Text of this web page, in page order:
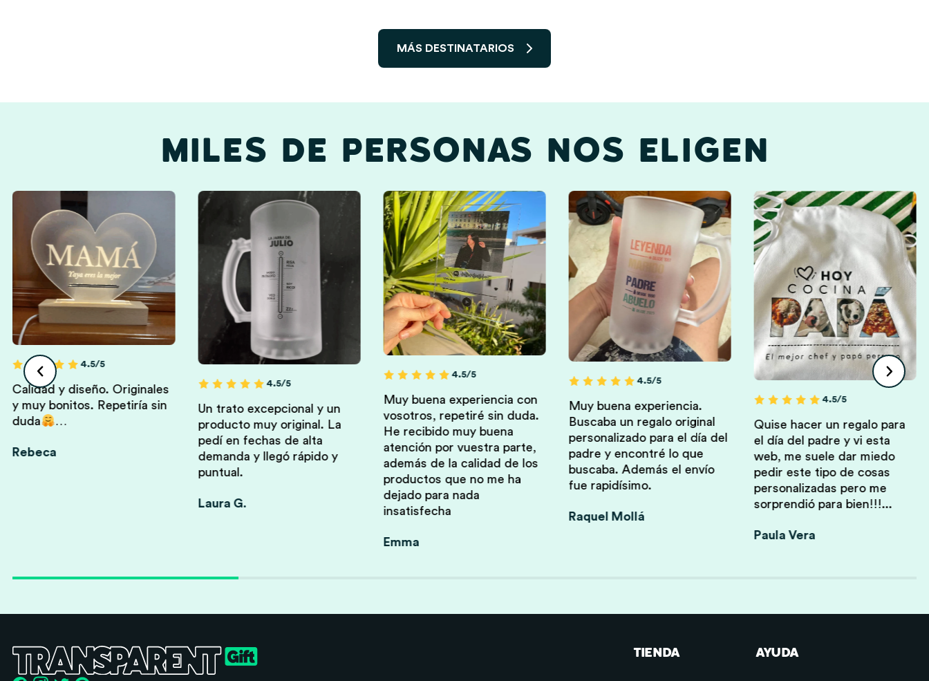
Hermanos Y Hermanas
Abuelos Y Abuelas Profesores
MÁS DESTINATARIOS
MILES DE PERSONAS NOS ELIGEN
4.5/5
Calidad y diseño. Originales
y muy bonitos. Repetiría sin
duda
…
Rebeca
4.5/5
Un trato excepcional y un
producto muy original. La
pedí en fechas de alta
demanda y llegó rápido y
puntual.
Laura G.
4.5/5
Muy buena experiencia con
vosotros, repetiré sin duda.
He recibido muy buena
atención por vuestra parte,
además de la calidad de los
productos que no me ha
dejado para nada
insatisfecha
Emma
4.5/5
Muy buena experiencia.
Buscaba un regalo original
personalizado para el día del
padre y encontré lo que
buscaba. Además el envío
fue rapidísimo.
Raquel Mollá
4.5/5
Quise hacer un regalo para
el día del padre y vi esta
web, me suele dar miedo
pedir este tipo de cosas
personalizadas pero me
sorprendió para bien!!!...
Paula Vera
TIENDA AYUDA